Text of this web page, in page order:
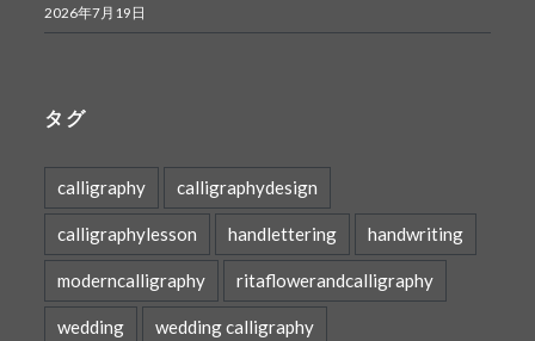
2026年7月19日
タグ
calligraphy calligraphydesign
calligraphylesson handlettering handwriting
moderncalligraphy ritaflowerandcalligraphy
wedding wedding calligraphy